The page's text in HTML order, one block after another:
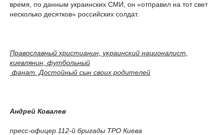
время, по данным украинских СМИ, он «отправил на тот свет
несколько десятков» российских солдат.
Православный христианин, украинский националист,
киевлянин, футбольный
фанат. Достойный сын своих родителей
Андрей Ковалев
пресс-офицер 112-й бригады ТРО Киева